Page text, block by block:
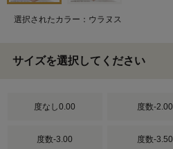
選択されたカラー：ウラヌス
サイズを選択してください
度なし0.00 度数-2.00
度数-3.00 度数-3.50